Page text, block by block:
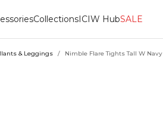
CollectionsICIW HubSALE
& Leggings / Nimble Flare Tights Tall W Navy